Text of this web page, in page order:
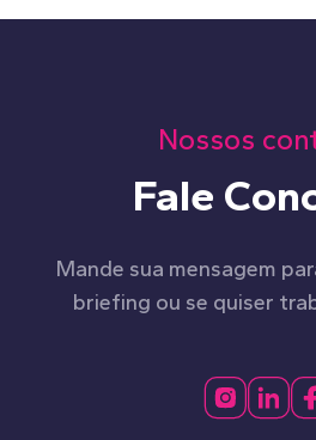
Nossos
Fale
Mande sua mensagem
briefing ou se quiser